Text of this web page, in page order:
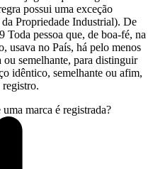
possui uma exceção
Propriedade Industrial). De
Toda pessoa que, de boa-fé, na
usava no País, há pelo menos
ou semelhante, para distinguir
idêntico, semelhante ou afim,
registro.
marca é registrada?